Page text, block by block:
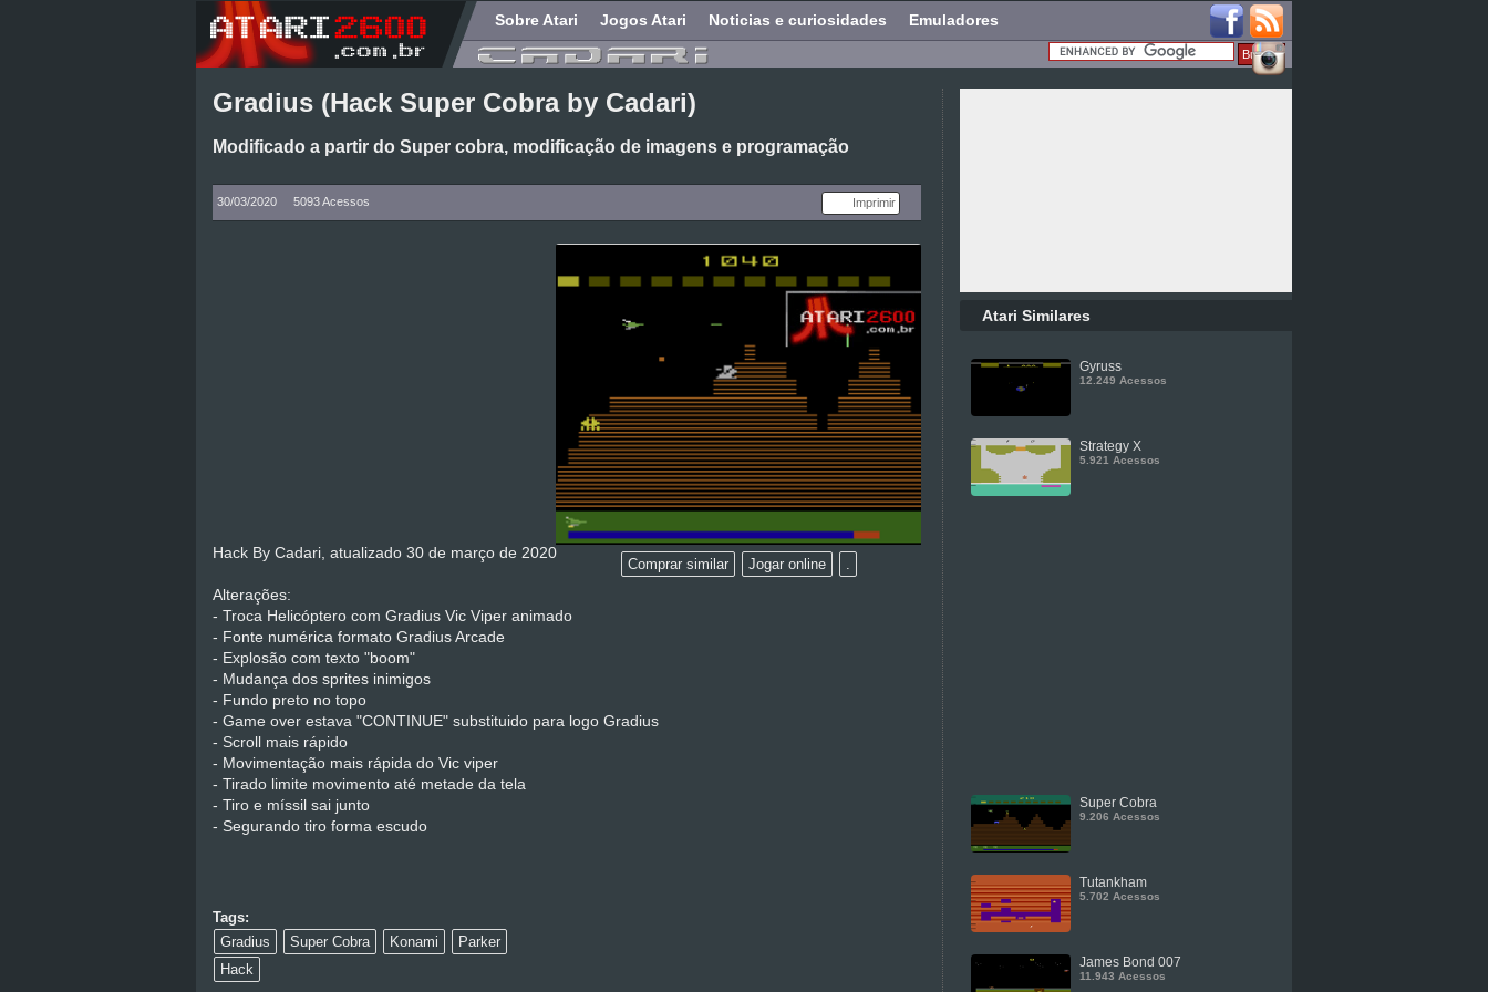
Sobre Atari Jogos Atari Noticias e curiosidades Emuladores
Gradius (Hack Super Cobra by Cadari)
Modificado a partir do Super cobra, modificação de imagens e programação
30/03/2020 5093 Acessos Imprimir
Comprar similar Jogar online .
Hack By Cadari, atualizado 30 de março de 2020
Alterações:
- Troca Helicóptero com Gradius Vic Viper animado
- Fonte numérica formato Gradius Arcade
- Explosão com texto "boom"
- Mudança dos sprites inimigos
- Fundo preto no topo
- Game over estava "CONTINUE" substituido para logo Gradius
- Scroll mais rápido
- Movimentação mais rápida do Vic viper
- Tirado limite movimento até metade da tela
- Tiro e míssil sai junto
- Segurando tiro forma escudo
Tags:
Gradius
Super Cobra Konami
Parker
Hack
Atari Similares
Gyruss
12.249 Acessos
Strategy X
5.921 Acessos
Super Cobra
9.206 Acessos
Tutankham
5.702 Acessos
James Bond 007
11.943 Acessos